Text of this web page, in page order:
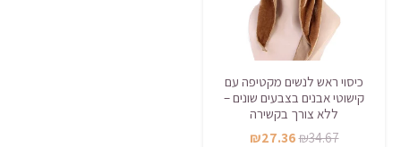
כיסוי ראש לנשים מקטיפה עם
קישוטי אבנים בצבעים שונים –
ללא צורך בקשירה
₪34.67
המחיר₪27.36